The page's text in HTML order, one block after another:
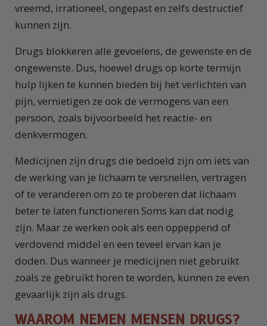
vreemd, irrationeel, ongepast en zelfs destructief
kunnen zijn.
Drugs blokkeren alle gevoelens, de gewenste en de
ongewenste. Dus, hoewel drugs op korte termijn
hulp lijken te kunnen bieden bij het verlichten van
pijn, vernietigen ze ook de vermogens van een
persoon, zoals bijvoorbeeld het reactie- en
denkvermogen.
Medicijnen zijn drugs die bedoeld zijn om iets van
de werking van je lichaam te versnellen, vertragen
of te veranderen om zo te proberen dat lichaam
beter te laten functioneren Soms kan dat nodig
zijn. Maar ze werken ook als een oppeppend of
verdovend middel en een teveel ervan kan je
doden. Dus wanneer je medicijnen niet gebruikt
zoals ze gebruikt horen te worden, kunnen ze even
gevaarlijk zijn als drugs.
WAAROM NEMEN MENSEN DRUGS?